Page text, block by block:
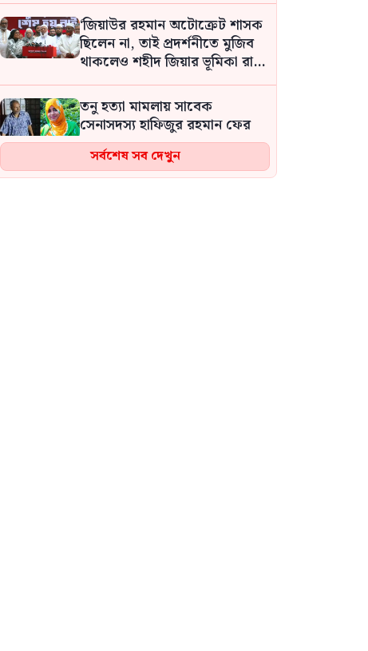
‘জিয়াউর রহমান অটোক্রেট শাসক
ছিলেন না, তাই প্রদর্শনীতে মুজিব
থাকলেও শহীদ জিয়ার ভূমিকা রাখা
হয়নি: জামায়াতের আমির
তনু হত্যা মামলায় সাবেক
সেনাসদস্য হাফিজুর রহমান ফের
গ্রেপ্তার
সর্বশেষ সব দেখুন